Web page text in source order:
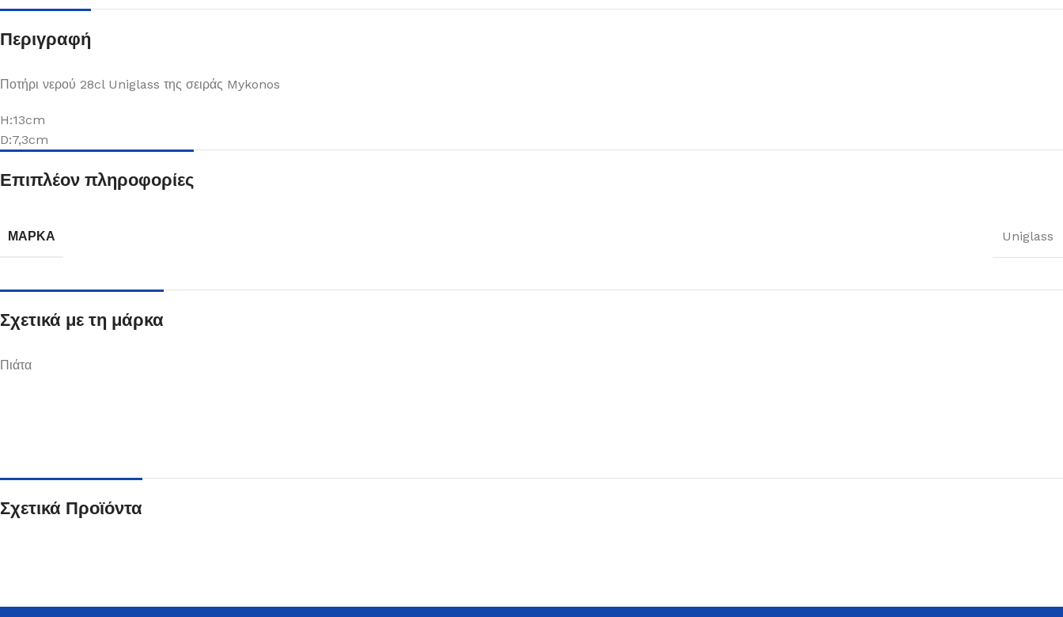
Πιάτα
Δείτε Περισσότερα
Μαχαιροπίρουνα
Περιγραφή
Ποτήρι νερού 28cl Uniglass της σειράς Mykonos
H:13cm
D:7,3cm
Επιπλέον πληροφορίες
ΜΆΡΚΑ Uniglass
Σχετικά με τη μάρκα
Πιάτα
Σχετικά Προϊόντα